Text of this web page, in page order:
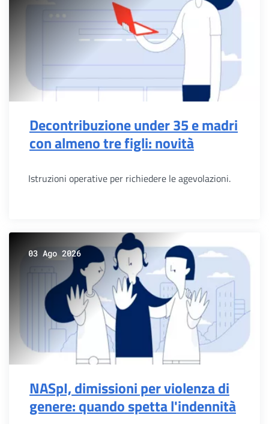
Decontribuzione under 35 e madri
con almeno tre figli: novità
Istruzioni operative per richiedere le agevolazioni.
03 Ago 2026
NASpI, dimissioni per violenza di
genere: quando spetta l'indennità